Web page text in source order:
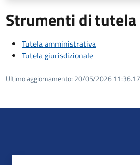
Strumenti di tutela
Tutela amministrativa
Tutela giurisdizionale
Ultimo aggiornamento: 20/05/2026 11:36.17